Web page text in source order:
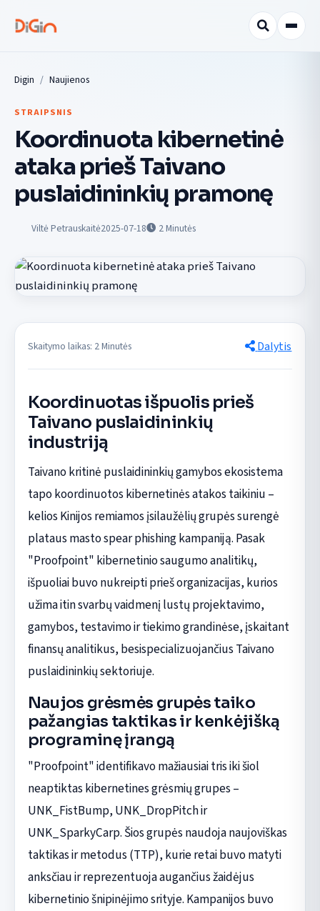
Digin Naujienos
STRAIPSNIS
Koordinuota kibernetinė
ataka prieš Taivano
puslaidininkių pramonę
Viltė Petrauskaitė2025-07-18 2Minutės
Skaitymo laikas: 2 Minutės Dalytis
Koordinuotas išpuolis prieš
Taivano puslaidininkių
industriją
Taivano kritinė puslaidininkių gamybos ekosistema
tapo koordinuotos kibernetinės atakos taikiniu –
kelios Kinijos remiamos įsilaužėlių grupės surengė
plataus masto spear phishing kampaniją. Pasak
"Proofpoint" kibernetinio saugumo analitikų,
išpuoliai buvo nukreipti prieš organizacijas, kurios
užima itin svarbų vaidmenį lustų projektavimo,
gamybos, testavimo ir tiekimo grandinėse, įskaitant
finansų analitikus, besispecializuojančius Taivano
puslaidininkių sektoriuje.
Naujos grėsmės grupės taiko
pažangias taktikas ir kenkėjišką
programinę įrangą
"Proofpoint" identifikavo mažiausiai tris iki šiol
neaptiktas kibernetines grėsmių grupes –
UNK_FistBump, UNK_DropPitch ir
UNK_SparkyCarp. Šios grupės naudoja naujoviškas
taktikas ir metodus (TTP), kurie retai buvo matyti
anksčiau ir reprezentuoja augančius žaidėjus
kibernetinio šnipinėjimo srityje. Kampanijos buvo